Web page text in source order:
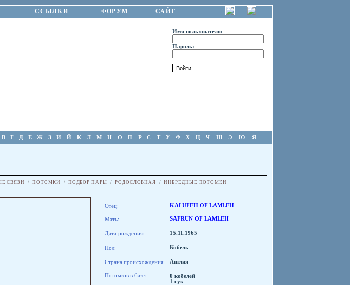
ССЫЛКИ ФОРУМ САЙТ
Имя пользователя:
Пароль:
В Г Д Е Ж З И Й К Л М Н О П Р С Т У Ф Х Ц Ч Ш Э Ю Я
СВЯЗИ / ПОТОМКИ / ПОДБОР ПАРЫ / РОДОСЛОВНАЯ / ИНБРЕДНЫЕ ПОТОМКИ
Отец: KALUFEH OF LAMLEH
Мать: SAFRUN OF LAMLEH
Дата рождения: 15.11.1965
Пол: Кобель
Страна происхождения: Англия
Потомков в базе:
0 кобелей
1 сук